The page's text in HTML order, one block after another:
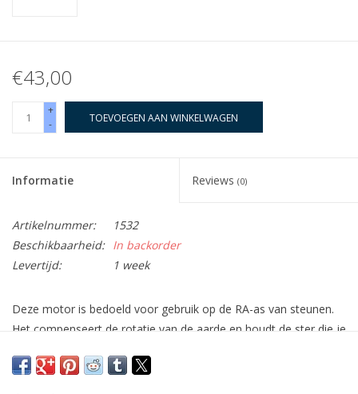
€43,00
+
-
TOEVOEGEN AAN WINKELWAGEN
Informatie Reviews (0)
Artikelnummer:
1532
Beschikbaarheid: In backorder
Levertijd:
1 week
Deze motor is bedoeld voor gebruik op de RA-as van steunen.
Het compenseert de rotatie van de aarde en houdt de ster die je
De motor zal ongeveer 40 uur werken met een 9V batterij. De